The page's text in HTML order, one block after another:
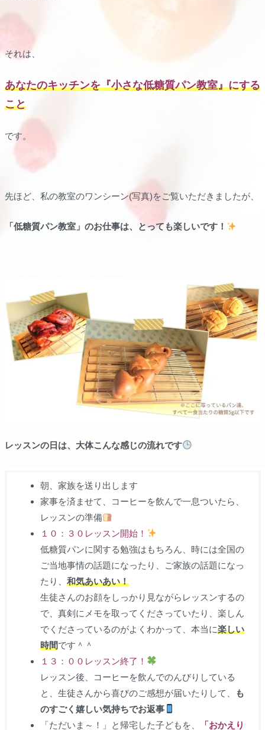
それは、
あなたのキッチンを『小さな低糖質パン教室』にする
こと
です。
先ほど、私の教室のワンシーン(写真)をご覧いただきましたが、
「低糖質パン教室」のお仕事は、とっても楽しいです！
レッスンの日は、大体こんな感じの流れです
朝、家族を送り出します
家事を済ませて、コーヒーを飲んで一息ついたら、
レッスンの準備
１０：３０レッスン開始！
低糖質パンに関する勉強はもちろん、時には全国の
ご当地事情の話題になったり、ご家族の話題になっ
たり、 和気あいあい！
生徒さんのお顔をしっかり見ながらレッスンするの
で、真剣にメモを取ってくださっていたり、楽しん
でくださっているのがよくわかって、本当に楽しい
時間です＾＾
１３：００レッスン終了！
レッスン後、コーヒーを飲んでのんびりしている
と、生徒さんから喜びのご感想が届いたりして、
も
のすごく嬉しい気持ちでお返事
「ただいま～！」と帰宅した子どもを、
「おかえり